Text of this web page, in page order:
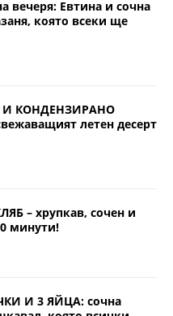
вечеря: Евтина и сочна
която всеки ще
И КОНДЕНЗИРАНО
летен десерт
– хрупкав, сочен и
минути!
И 3 ЯЙЦА: сочна